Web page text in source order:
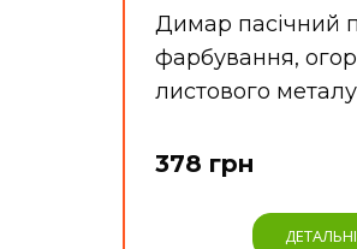
Димар пасічний
фарбування,
листового
378 грн